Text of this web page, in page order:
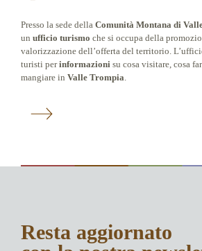
Presso la sede della Comunità Montana di
un ufficio turismo che si occupa della
valorizzazione dell’offerta del territorio.
turisti perinformazioni su cosa visitare, cosa
mangiare in Valle Trompia
Resta aggiornato